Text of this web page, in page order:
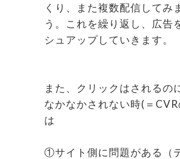
くり、また複数配信してみ
う。これを繰り返し、広告
シュアップしていきます。
また、クリックはされるの
なかなかされない時(＝
は
①サイト側に問題がある（